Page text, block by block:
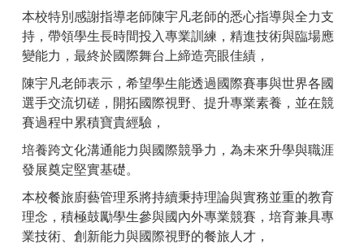
本校特別感謝指導老師陳宇凡老師的悉心指導與全力支
持，帶領學生長時間投入專業訓練，精進技術與臨場應
變能力，最終於國際舞台上締造亮眼佳績，
陳宇凡老師表示，希望學生能透過國際賽事與世界各國
選手交流切磋，開拓國際視野、提升專業素養，並在競
賽過程中累積寶貴經驗，
培養跨文化溝通能力與國際競爭力， 為未來升學與職涯
發展奠定堅實基礎。
本校餐旅廚藝管理系將持續秉持理論與實務並重的教育
理念，積極鼓勵學生參與國內外專業競賽，培育兼具專
業技術、創新能力與國際視野的餐旅人才，